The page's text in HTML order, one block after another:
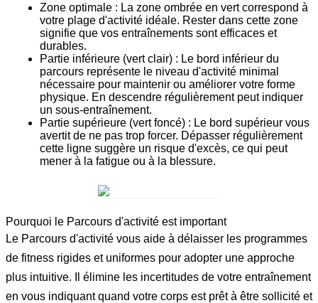
Zone optimale : La zone ombrée en vert correspond à
votre plage d'activité idéale. Rester dans cette zone
signifie que vos entraînements sont efficaces et
durables.
Partie inférieure (vert clair) : Le bord inférieur du
parcours représente le niveau d'activité minimal
nécessaire pour maintenir ou améliorer votre forme
physique. En descendre régulièrement peut indiquer
un sous-entraînement.
Partie supérieure (vert foncé) : Le bord supérieur vous
avertit de ne pas trop forcer. Dépasser régulièrement
cette ligne suggère un risque d'excès, ce qui peut
mener à la fatigue ou à la blessure.
Pourquoi le Parcours d'activité est important
Le Parcours d'activité vous aide à délaisser les programmes
de fitness rigides et uniformes pour adopter une approche
plus intuitive. Il élimine les incertitudes de votre entraînement
en vous indiquant quand votre corps est prêt à être sollicité et